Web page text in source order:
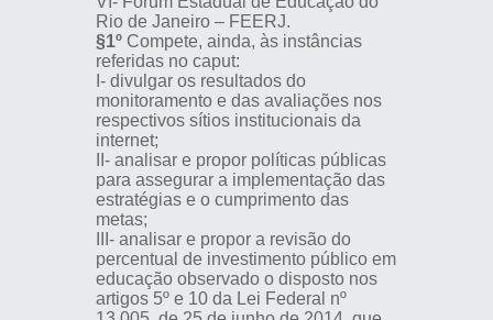
Rio de Janeiro – FEERJ.
§1ºCompete, ainda, às instâncias
referidas no caput:
I- divulgar os resultados do
monitoramento e das avaliações nos
respectivos sítios institucionais da
internet;
II- analisar e propor políticas públicas
para assegurar a implementação das
estratégias e o cumprimento das
metas;
III- analisar e propor a revisão do
percentual de investimento público em
educação observado o disposto nos
artigos 5º e 10 da Lei Federal nº